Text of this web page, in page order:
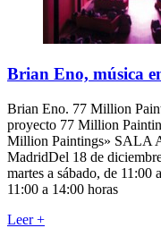
Brian Eno, música
Brian Eno. 77 Million
proyecto 77 Million
Million Paintings» SALA
MadridDel 18 de
martes a sábado, de
11:00 a 14:00 horas
Leer+